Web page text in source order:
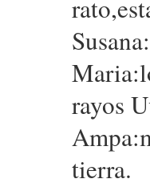
rayos
tierra.